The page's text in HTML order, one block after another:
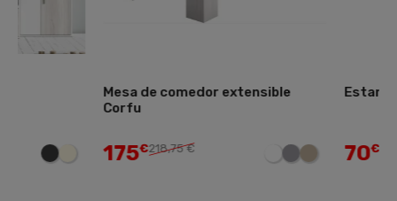
Mesa de comedor extensible
175 218,75 €
Estantería
70 €87,50 €